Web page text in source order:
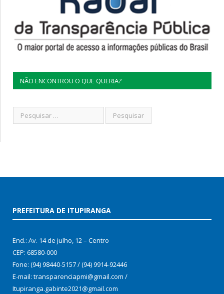
NÃO ENCONTROU O QUE QUERIA?
PREFEITURA DE ITUPIRANGA
End.: Av. 14 de julho, 12 – Centro
CEP: 68580-000
Fone: (94) 98440-5157 / (94) 9914-92446
E-mail: transparenciapmi@gmail.com /
Itupiranga.gabinte2021@gmail.com